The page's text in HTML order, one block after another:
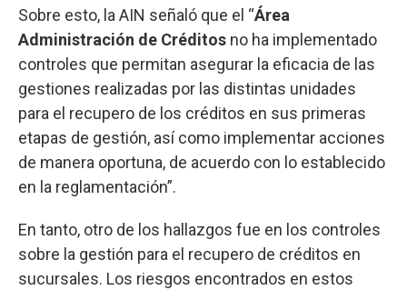
Sobre esto, la AIN señaló que el “Área
Administración de Créditos no ha implementado
controles que permitan asegurar la eficacia de las
gestiones realizadas por las distintas unidades
para el recupero de los créditos en sus primeras
etapas de gestión, así como implementar acciones
de manera oportuna, de acuerdo con lo establecido
en la reglamentación”.
En tanto, otro de los hallazgos fue en los controles
sobre la gestión para el recupero de créditos en
sucursales. Los riesgos encontrados en estos